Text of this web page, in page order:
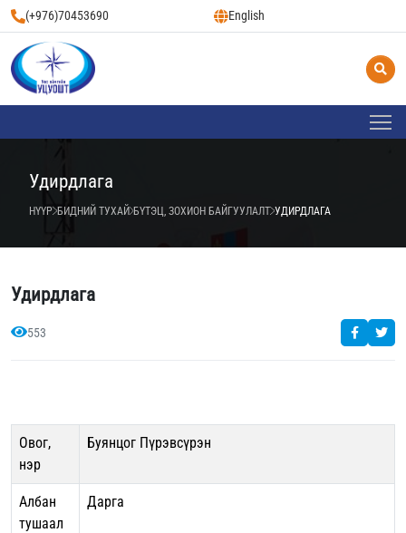
(+976)70453690 English
Удирдлага
НҮҮР БИДНИЙ ТУХАЙ БҮТЭЦ, ЗОХИОН БАЙГУУЛАЛТ УДИРДЛАГА
Удирдлага
553
Овог,
нэр
Буянцог Пүрэвсүрэн
Албан
тушаал
Дарга